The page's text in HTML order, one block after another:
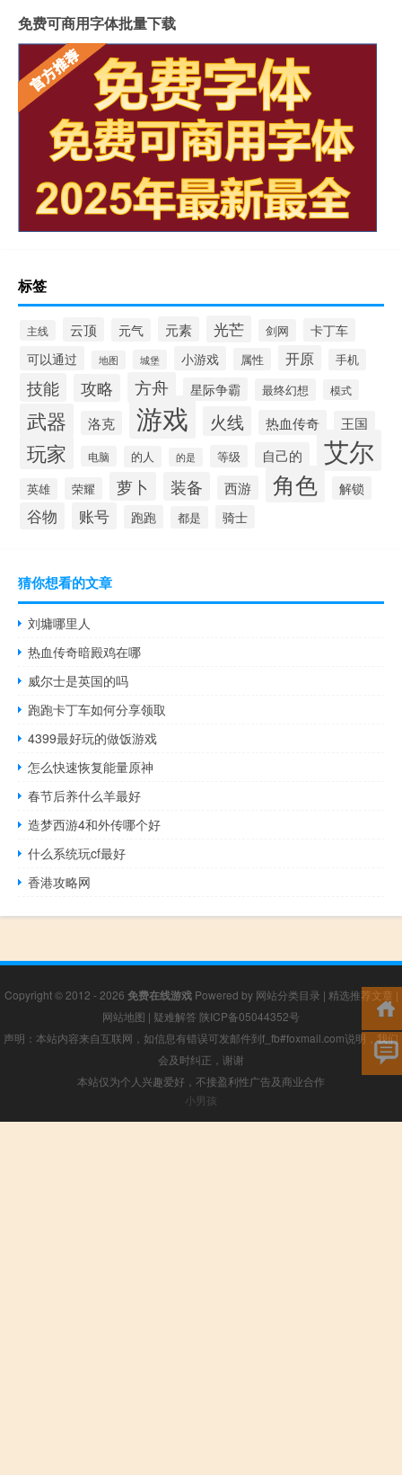
免费可商用字体批量下载
标签
主线 云顶 元气 元素 光芒 剑网 卡丁车
可以通过 地图 城堡 小游戏 属性 开原 手机
技能 攻略 方舟 星际争霸 最终幻想 模式
武器 洛克 游戏 火线 热血传奇 王国
玩家 电脑 的人 的是 等级 自己的 艾尔
英雄 荣耀 萝卜 装备 西游 角色 解锁
谷物 账号 跑跑 都是 骑士
猜你想看的文章
刘墉哪里人
热血传奇暗殿鸡在哪
威尔士是英国的吗
跑跑卡丁车如何分享领取
4399最好玩的做饭游戏
怎么快速恢复能量原神
春节后养什么羊最好
造梦西游4和外传哪个好
什么系统玩cf最好
香港攻略网
Copyright © 2012 - 2026 免费在线游戏Powered by 网站分类目录 | 精选推荐文章 |
网站地图 | 疑难解答 陕ICP备05044352号
声明：本站内容来自互联网，如信息有错误可发邮件到f_fb#foxmail.com说明，我们
会及时纠正，谢谢
本站仅为个人兴趣爱好，不接盈利性广告及商业合作
小男孩